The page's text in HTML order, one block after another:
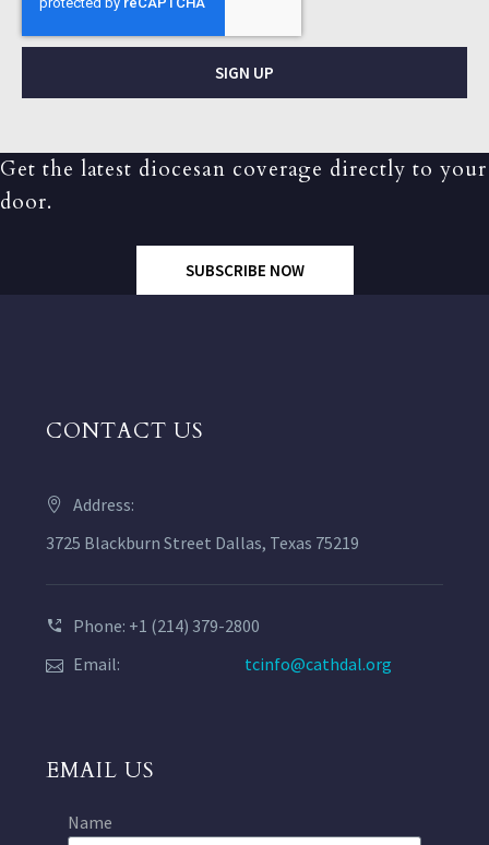
SIGN UP
Get the latest diocesan coverage directly to your
door.
SUBSCRIBE NOW
CONTACT US
Address:
3725 Blackburn Street Dallas, Texas 75219
Phone: +1 (214) 379-2800
Email:
tcinfo@cathdal.org
EMAIL US
Name